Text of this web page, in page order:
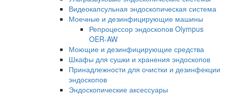
Видеокапсульная эндоскопическая система
Моечные и дезинфицирующие машины
Репроцессор эндоскопов Olympus
OER-AW
Моющие и дезинфицирующие средства
Шкафы для сушки и хранения эндоскопов
Принадлежности для очистки и дезинфекции
эндоскопов
Эндоскопические аксессуары